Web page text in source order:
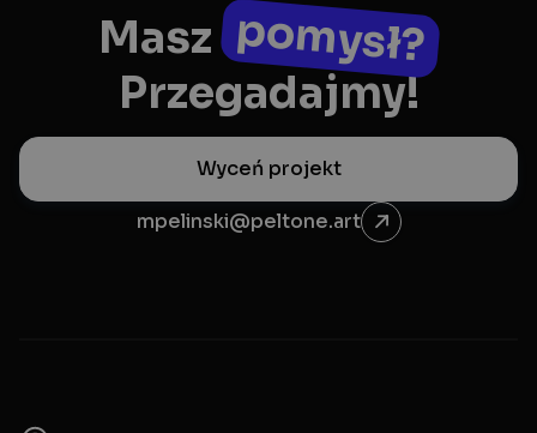
Masz pomysł?
Przegadajmy!
Wyceń projekt
mpelinski@peltone.art 